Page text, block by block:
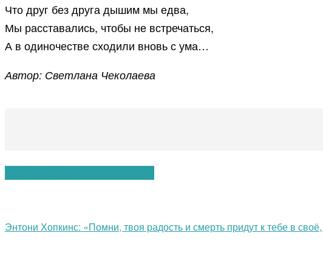
Что друг без друга дышим мы едва,
Мы расставались, чтобы не встречаться,
А в одиночестве сходили вновь с ума…
Автор: Светлана Чеколаева
Энтони Хопкинс: «Помни, твоя радость и смерть придут к тебе в